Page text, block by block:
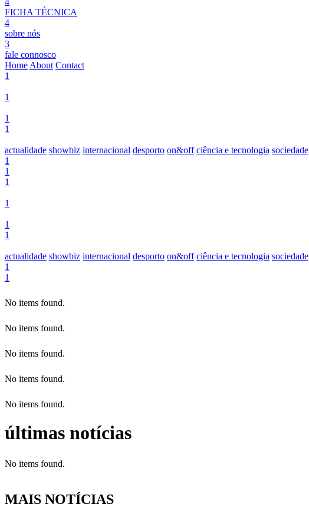
FICHA TÉCNICA
4
sobre nós
3
fale connosco
Home About Contact
1
1
1
1
actualidade showbiz internacional desporto on&off ciência e tecnologia sociedade
1
1
1
1
1
1
actualidade showbiz internacional desporto on&off ciência e tecnologia sociedade
1
1
No items found.
No items found.
No items found.
No items found.
No items found.
últimas notícias
No items found.
MAIS NOTÍCIAS